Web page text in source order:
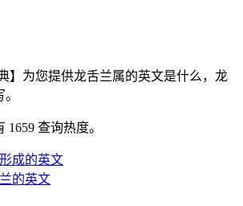
】为您提供龙舌兰属的英文是什么，龙
查询热度。
成的英文
的英文